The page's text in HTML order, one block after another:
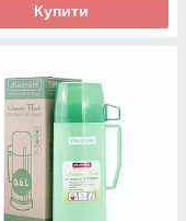
Купити